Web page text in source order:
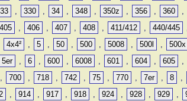
33 , 330 , 34 , 348 , 350z , 356 , 360 ,
405 , 406 , 407 , 408 , 411/412 , 440/445
4x4² , 5 , 50 , 500 , 5008 , 500l , 500x
5er , 6 , 600 , 6008 , 601 , 604 , 605 ,
, 700 , 718 , 742 , 75 , 770 , 7er , 8 ,
, 914 , 917 , 918 , 924 , 928 , 929 ,